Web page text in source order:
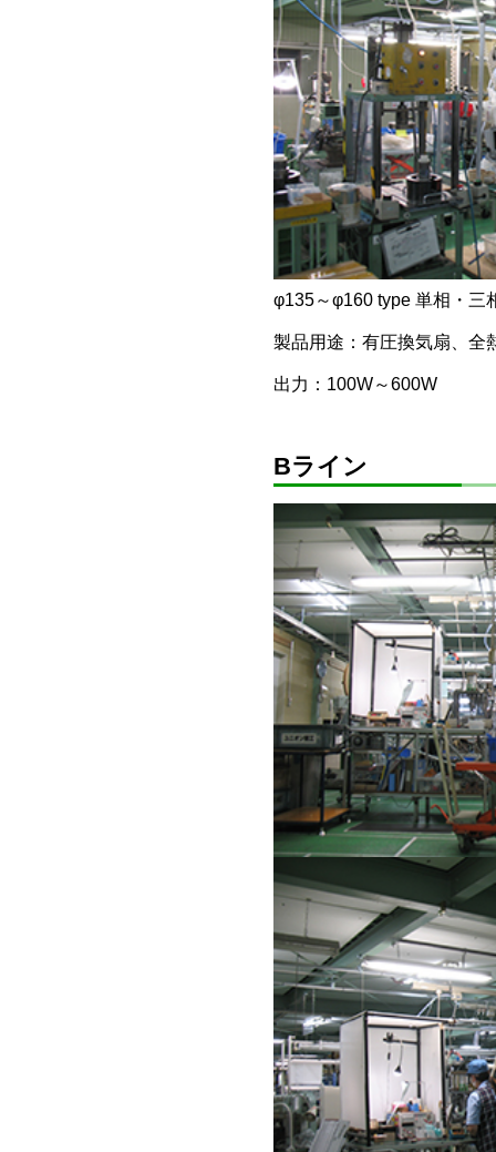
φ135～φ160 type 単相・三
製品用途：有圧換気扇、全
出力：100W～600W
Bライン